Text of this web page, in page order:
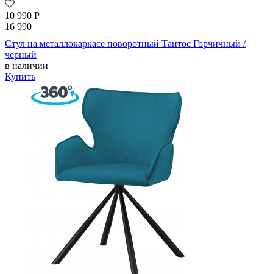
10 990 Р
16 990
Стул на металлокаркасе поворотный Тантос Горчичный /
черный
в наличии
Купить